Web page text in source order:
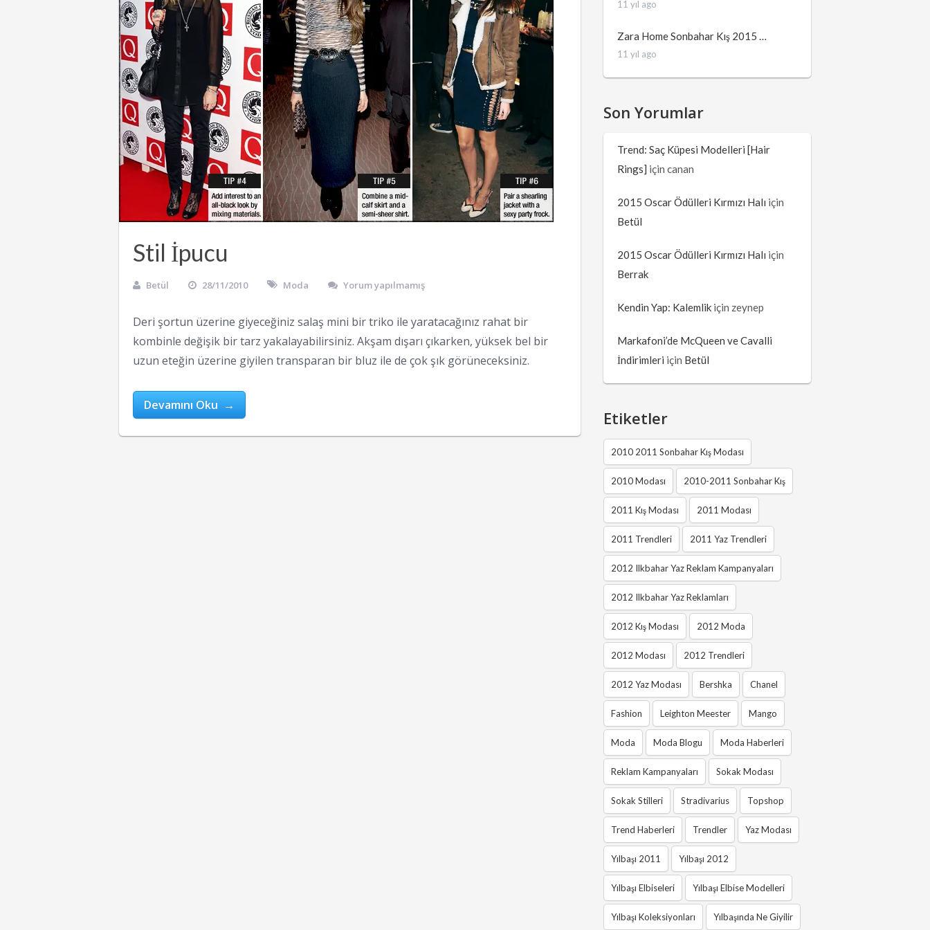
Stil İpucu
Betül 28/11/2010 Moda Yorum yapılmamış
Deri şortun üzerine giyeceğiniz salaş mini bir triko ile yaratacağınız rahat bir
kombinle değişik bir tarz yakalayabilirsiniz. Akşam dışarı çıkarken, yüksek bel bir
uzun eteğin üzerine giyilen transparan bir bluz ile de çok şık görüneceksiniz.
Devamını Oku →
11 yıl ago
Zara Home Sonbahar Kış 2015 …
11 yıl ago
Son Yorumlar
Trend: Saç Küpesi Modelleri [Hair
Rings] için canan
2015 Oscar Ödülleri Kırmızı Halı için
Betül
2015 Oscar Ödülleri Kırmızı Halı için
Berrak
Kendin Yap: Kalemlik için zeynep
Markafoni’de McQueen ve Cavalli
İndirimleri için Betül
Etiketler
2010 2011 Sonbahar Kış Modası
2010 Modası 2010-2011 Sonbahar Kış
2011 Kış Modası 2011 Modası
2011 Trendleri 2011 Yaz Trendleri
2012 Ilkbahar Yaz Reklam Kampanyaları
2012 Ilkbahar Yaz Reklamları
2012 Kış Modası 2012 Moda
2012 Modası 2012 Trendleri
2012 Yaz Modası Bershka Chanel
Fashion Leighton Meester Mango
Moda Moda Blogu Moda Haberleri
Reklam Kampanyaları Sokak Modası
Sokak Stilleri Stradivarius Topshop
Trend Haberleri Trendler Yaz Modası
Yılbaşı 2011 Yılbaşı 2012
Yılbaşı Elbiseleri Yılbaşı Elbise Modelleri
Yılbaşı Koleksiyonları Yılbaşında Ne Giyilir